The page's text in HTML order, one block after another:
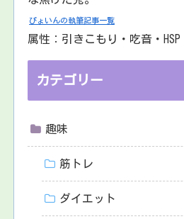
ぴょいんの執筆記事一覧
属性：引きこもり・吃音・HSP
カテゴリー
趣味
筋トレ
ダイエット